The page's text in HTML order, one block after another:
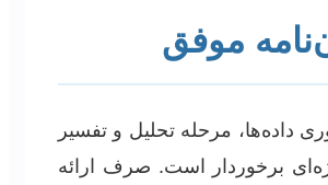
موفق
داده‌ها، مرحله تحلیل و تفسیر
برخوردار است. صرف ارائه